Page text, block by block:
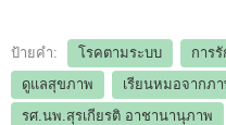
ป้ายคำ: โรคตามระบบ การ
ดูแลสุขภาพ
เรียนหมอจากภ
รศ.นพ.สุรเกียรติ อาชานานุภาพ